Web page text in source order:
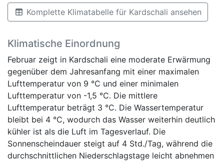
Komplette Klimatabelle für Kardschali ansehen
Klimatische Einordnung
Februar zeigt in Kardschali eine moderate Erwärmung
gegenüber dem Jahresanfang mit einer maximalen
Lufttemperatur von 9 °C und einer minimalen
Lufttemperatur von -1,5 °C. Die mittlere
Lufttemperatur beträgt 3 °C. Die Wassertemperatur
bleibt bei 4 °C, wodurch das Wasser weiterhin deutlich
kühler ist als die Luft im Tagesverlauf. Die
Sonnenscheindauer steigt auf 4 Std./Tag, während die
durchschnittlichen Niederschlagstage leicht abnehmen